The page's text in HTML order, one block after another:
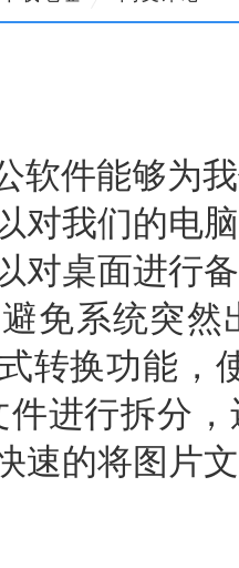
件能够为我
对我们的电
对桌面进行
免系统突
转换功能，
件进行拆分
速的将图片